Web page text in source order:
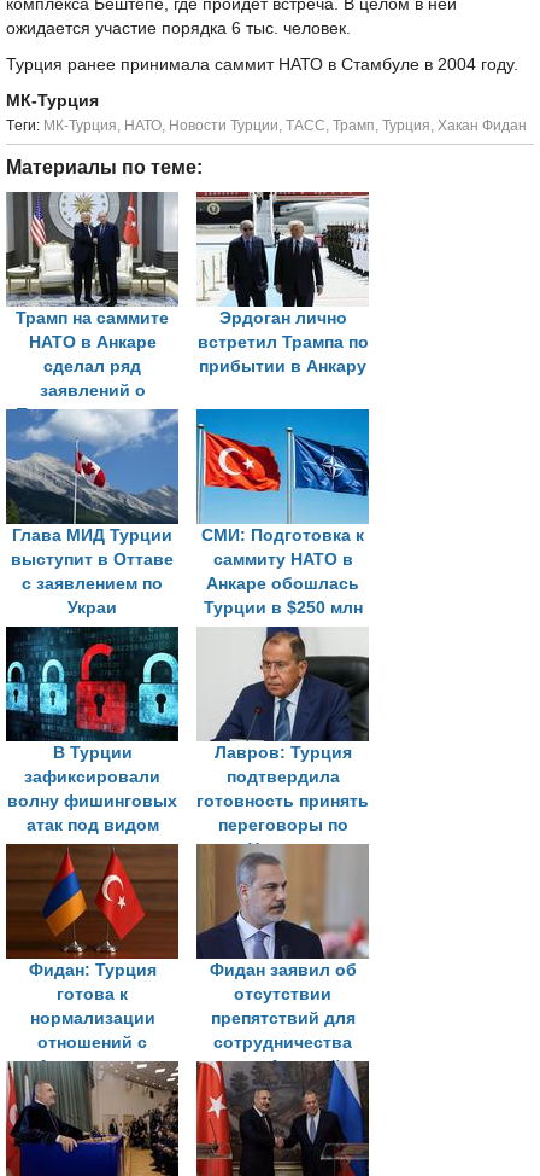
комплекса Бештепе, где пройдет встреча. В целом в ней
ожидается участие порядка 6 тыс. человек.
Турция ранее принимала саммит НАТО в Стамбуле в 2004 году.
МК-Турция
Tеги: МК-Турция, НАТО, Новости Турции, ТАСС, Трамп, Турция, Хакан Фидан
Материалы по теме:
Трамп на саммите
НАТО в Анкаре
сделал ряд
заявлений о
Турции, санкциях
США и разговоре с
Путиным
Эрдоган лично
встретил Трампа по
прибытии в Анкару
Глава МИД Турции
выступит в Оттаве
с заявлением по
Украи
СМИ: Подготовка к
саммиту НАТО в
Анкаре обошлась
Турции в $250 млн
В Турции
зафиксировали
волну фишинговых
атак под видом
проверок перед
саммитом НАТО
Лавров: Турция
подтвердила
готовность принять
переговоры по
Украине
Фидан: Турция
готова к
нормализации
отношений с
Армения при
наличии
необходимых
условий
Фидан заявил об
отсутствии
препятствий для
сотрудничества
между Анкарой и
Москвой